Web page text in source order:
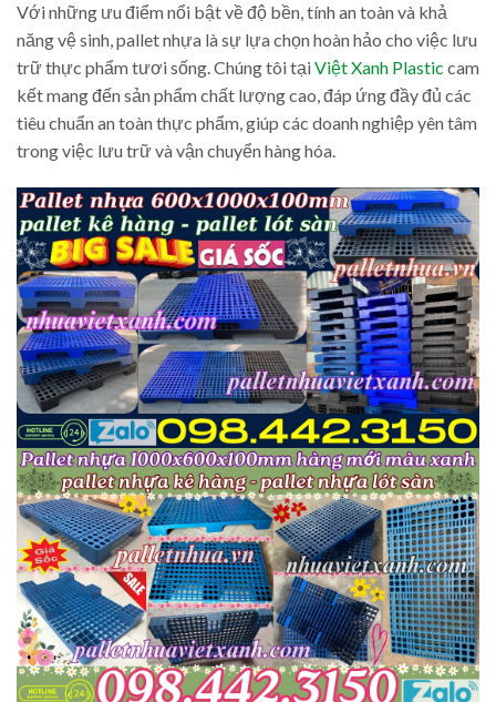
Với những ưu điểm nổi bật về độ bền, tính an toàn và khả
năng vệ sinh, pallet nhựa là sự lựa chọn hoàn hảo cho việc lưu
trữ thực phẩm tươi sống. Chúng tôi tạiViệt Xanh Plastic cam
kết mang đến sản phẩm chất lượng cao, đáp ứng đầy đủ các
tiêu chuẩn an toàn thực phẩm, giúp các doanh nghiệp yên tâm
trong việc lưu trữ và vận chuyển hàng hóa.